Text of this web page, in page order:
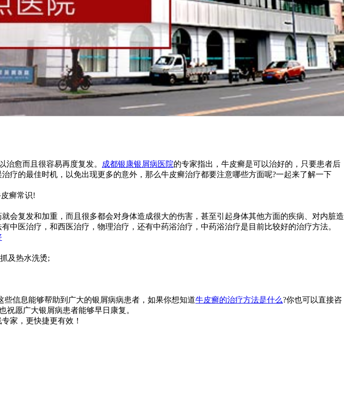
愈而且很容易再度复发。 成都银康银屑病医院的专家指出，牛皮癣是可以治好的，只要患者后
疗的最佳时机，以免出现更多的意外，那么牛皮癣治疗都要注意哪些方面呢?一起来了解一下
会复发和加重，而且很多都会对身体造成很大的伤害，甚至引起身体其他方面的疾病、对内脏造
医治疗，和西医治疗，物理治疗，还有中药浴治疗，中药浴治疗是目前比较好的治疗方法。
及热水洗烫;
信息能够帮助到广大的银屑病病患者，如果你想知道牛皮癣的治疗方法是什么?你也可以直接咨
祝愿广大银屑病患者能够早日康复。
家，更快捷更有效！